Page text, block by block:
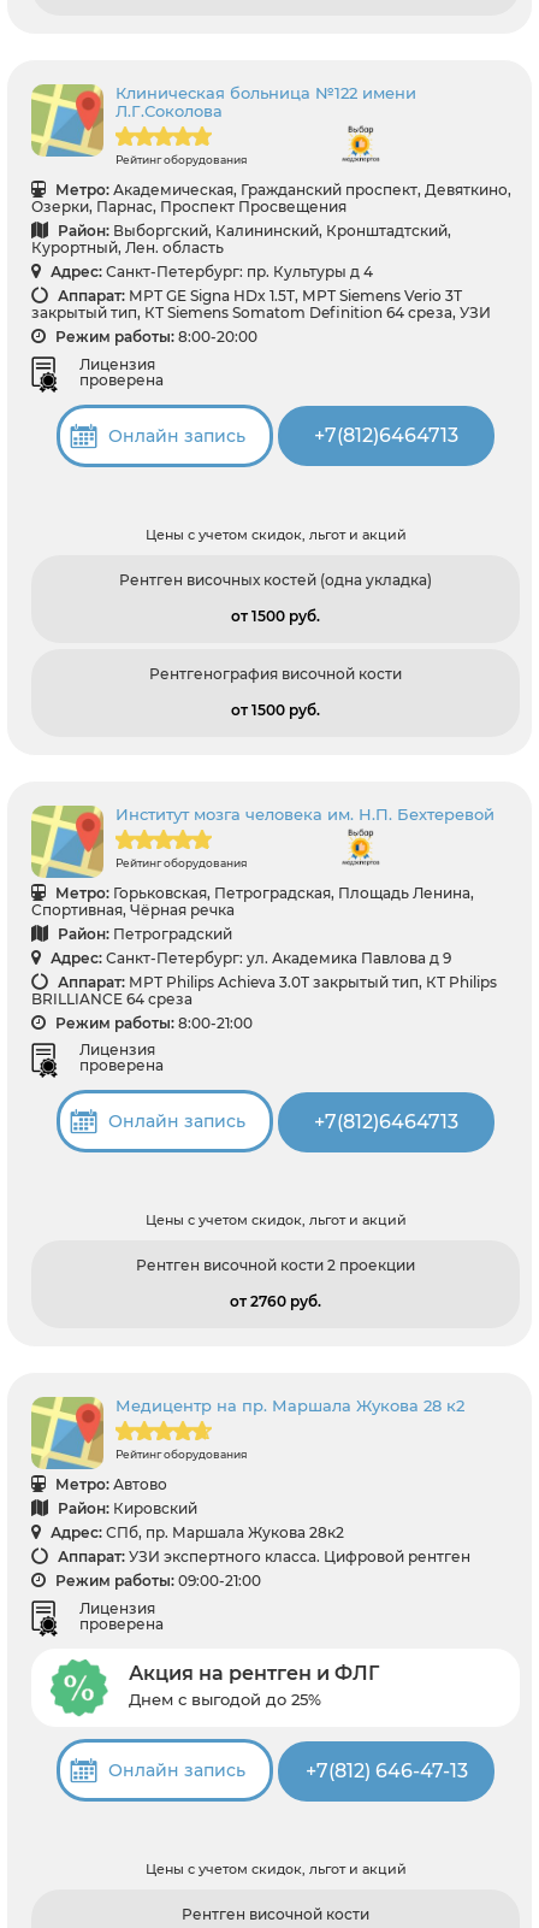
Клиническая больница №122 имени
Л.Г.Соколова
Рейтинг оборудования
Метро: Академическая, Гражданский проспект, Девяткино,
Озерки, Парнас, Проспект Просвещения
Район: Выборгский, Калининский, Кронштадтский,
Курортный, Лен. область
Адрес: Санкт-Петербург: пр. Культуры д 4
Аппарат: МРТ GE Signa HDx 1.5T, МРТ Siemens Verio 3Т
закрытый тип, КТ Siemens Somatom Definition 64 среза, УЗИ
Режим работы: 8:00-20:00
Лицензия
проверена
Онлайн запись +7(812)6464713
Цены с учетом скидок, льгот и акций
Рентген височных костей (одна укладка)
от 1500 pуб.
Рентгенография височной кости
от 1500 pуб.
Институт мозга человека им. Н.П. Бехтеревой
Рейтинг оборудования
Метро: Горьковская, Петроградская, Площадь Ленина,
Спортивная, Чёрная речка
Район: Петроградский
Адрес: Санкт-Петербург: ул. Академика Павлова д 9
Аппарат: МРТ Philips Achieva 3.0T закрытый тип, КТ Philips
BRILLIANCE 64 среза
Режим работы: 8:00-21:00
Лицензия
проверена
Онлайн запись +7(812)6464713
Цены с учетом скидок, льгот и акций
Рентген височной кости 2 проекции
от 2760 pуб.
Медицентр на пр. Маршала Жукова 28 к2
Рейтинг оборудования
Метро: Автово
Район: Кировский
Адрес: СПб, пр. Маршала Жукова 28к2
Аппарат: УЗИ экспертного класса. Цифровой рентген
Режим работы: 09:00-21:00
Лицензия
проверена
Акция на рентген и ФЛГ
Днем с выгодой до 25%
Онлайн запись +7(812) 646-47-13
Цены с учетом скидок, льгот и акций
Рентген височной кости